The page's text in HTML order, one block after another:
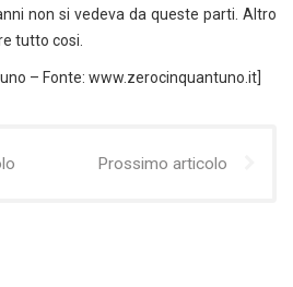
non si vedeva da queste parti. Altro
tutto cosi.
– Fonte: www.zerocinquantuno.it]
Prossimo articolo